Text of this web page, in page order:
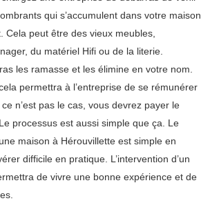
qui s’accumulent dans votre maison
Cela peut être des vieux meubles,
du matériel Hifi ou de la literie.
les ramasse et les élimine en votre nom.
permettra à l’entreprise de se rémunérer
n’est pas le cas, vous devrez payer le
processus est aussi simple que ça. Le
maison à Hérouvillette est simple en
difficile en pratique. L’intervention d’un
de vivre une bonne expérience et de